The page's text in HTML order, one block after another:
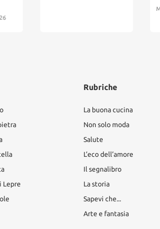
Mercoledì, 5 Agosto
Lepre
Rubriche
La buona cucina
Non solo moda
Salute
L’eco dell’amore
Il segnalibro
La storia
Sapevi che...
Arte e fantasia